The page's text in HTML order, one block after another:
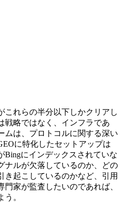
これらの半分以下しかクリアし
戦略ではなく、インフラであ
ムは、プロトコルに関する深い
に特化したセットアップは
Bingにインデックスされていな
ナルが欠落しているのか、どの
き起こしているのかなど、引用
家が監査したいのであれば、
。